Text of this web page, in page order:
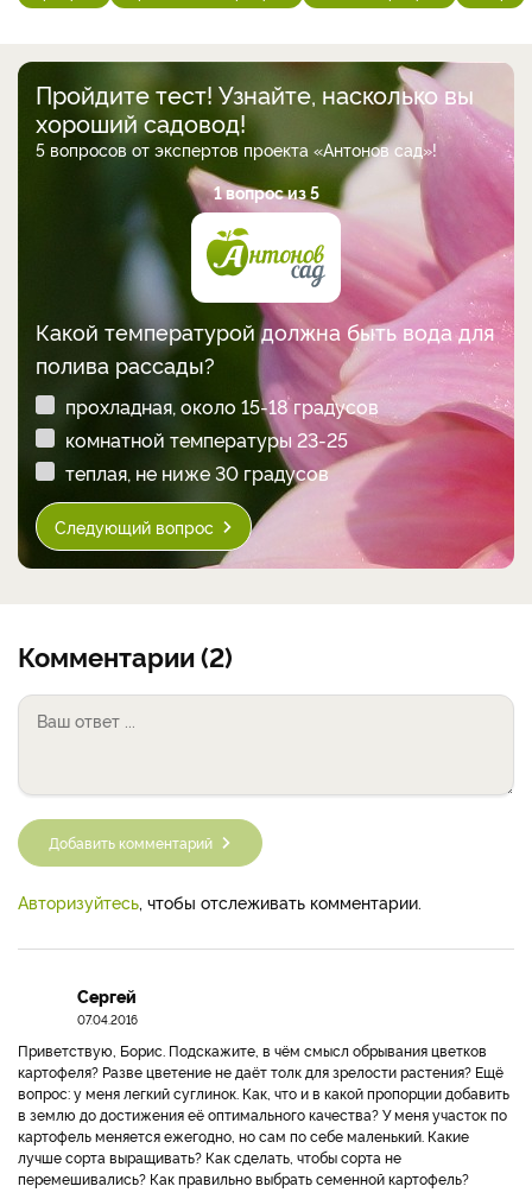
Пройдите тест! Узнайте, насколько вы
хороший садовод!
5 вопросов от экспертов проекта «Антонов сад»!
1 вопрос из 5
Какой температурой должна быть вода для
полива рассады?
прохладная, около 15-18 градусов
комнатной температуры 23-25
теплая, не ниже 30 градусов
Следующий вопрос
Комментарии (2)
Добавить комментарий
Авторизуйтесь, чтобы отслеживать комментарии.
Сергей
07.04.2016
Приветствую, Борис. Подскажите, в чём смысл обрывания цветков
картофеля? Разве цветение не даёт толк для зрелости растения? Ещё
вопрос: у меня легкий суглинок. Как, что и в какой пропорции добавить
в землю до достижения её оптимального качества? У меня участок по
картофель меняется ежегодно, но сам по себе маленький. Какие
лучше сорта выращивать? Как сделать, чтобы сорта не
перемешивались? Как правильно выбрать семенной картофель?